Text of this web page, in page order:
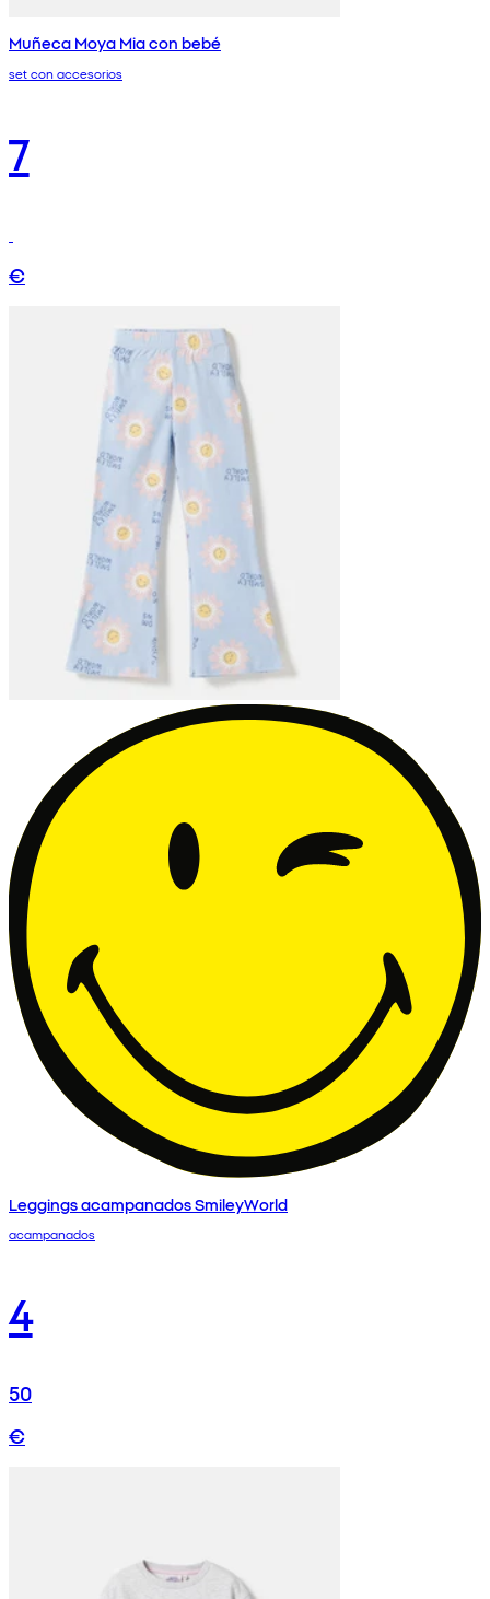
Muñeca Moya Mia con bebé
set con accesorios
7
€
Leggings acampanados SmileyWorld
acampanados
4
50
€